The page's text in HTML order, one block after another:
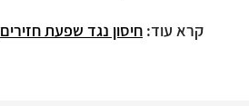
קרא עוד: חיסון נגד שפעת חזירים